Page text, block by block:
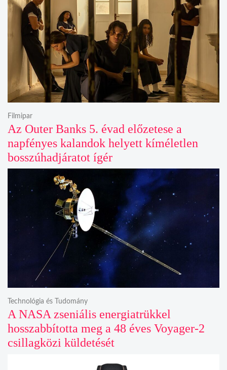
Az Outer Banks 5. évad előzetese a
napfényes kalandok helyett kíméletlen
bosszúhadjáratot ígér
Filmipar
A NASA zseniális energiatrükkel
hosszabbította meg a 48 éves Voyager-2
csillagközi küldetését
Technológia és Tudomány